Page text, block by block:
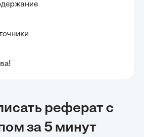
реферат с
за 5 минут